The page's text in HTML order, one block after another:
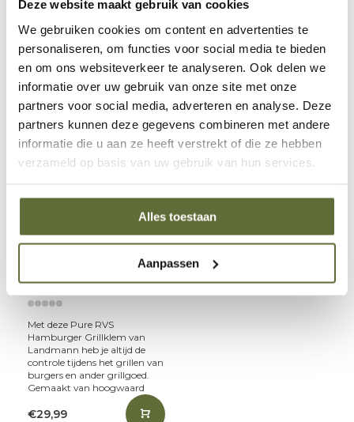
Deze website maakt gebruik van cookies
We gebruiken cookies om content en advertenties te
personaliseren, om functies voor social media te bieden
en om ons websiteverkeer te analyseren. Ook delen we
informatie over uw gebruik van onze site met onze
partners voor social media, adverteren en analyse. Deze
partners kunnen deze gegevens combineren met andere
informatie die u aan ze heeft verstrekt of die ze hebben
verzameld op basis van uw gebruik van hun services.
Alles toestaan
Aanpassen
2-5 werkdagen 2-5 werkdagen
Landmann
Pure RVS Hamburger
Landmann
Met deze Pure RVS
Hamburger Grillklem van
Landmann heb je altijd de
controle tijdens het grillen van
burgers en ander grillgoed.
Gemaakt van hoogwaard
€29,99